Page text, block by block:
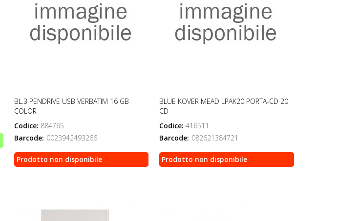
BL.3 PENDRIVE USB VERBATIM 16 GB
COLOR
Codice: 884765
Barcode: 0023942493266
Prodotto non disponibile
BLUE KOVER MEAD LPAK20 PORTA-CD 20
CD
Codice: 416511
Barcode: 082621384721
Prodotto non disponibile